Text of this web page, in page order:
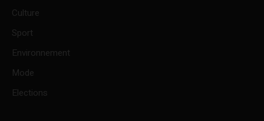
Culture
Sport
Environnement
Mode
Elections